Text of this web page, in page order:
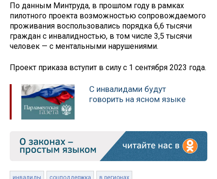
По данным Минтруда, в прошлом году в рамках
пилотного проекта возможностью сопровождаемого
проживания воспользовались порядка 6,6 тысячи
граждан с инвалидностью, в том числе 3,5 тысячи
человек — с ментальными нарушениями.
Проект приказа вступит в силу с 1 сентября 2023 года.
С инвалидами будут
говорить на ясном языке